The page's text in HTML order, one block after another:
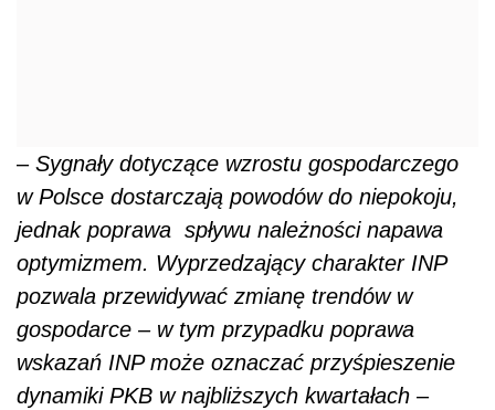
– Sygnały dotyczące wzrostu gospodarczego
w Polsce dostarczają powodów do niepokoju,
jednak poprawa spływu należności napawa
optymizmem. Wyprzedzający charakter INP
pozwala przewidywać zmianę trendów w
gospodarce – w tym przypadku poprawa
wskazań INP może oznaczać przyśpieszenie
dynamiki PKB w najbliższych kwartałach –